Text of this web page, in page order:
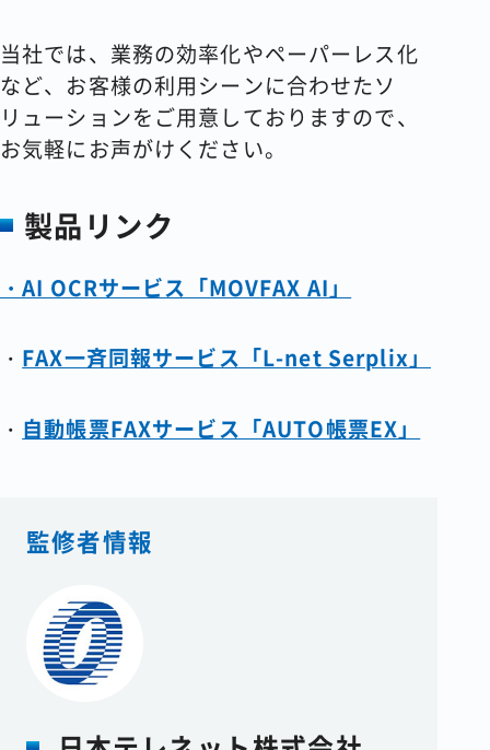
当社では、業務の効率化やペーパーレス化
など、お客様の利用シーンに合わせたソ
リューションをご用意しておりますので、
お気軽にお声がけください。
製品リンク
・AI OCRサービス「MOVFAX AI」
・ FAX一斉同報サービス「L-net Serplix」
・ 自動帳票FAXサービス「AUTO帳票EX」
監修者情報